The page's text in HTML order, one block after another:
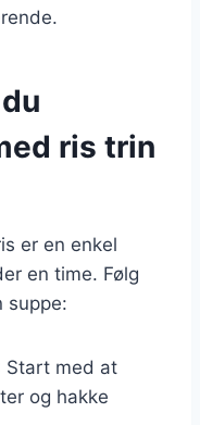
ris trin
er en enkel
en time. Følg
suppe:
Start med at
og hakke